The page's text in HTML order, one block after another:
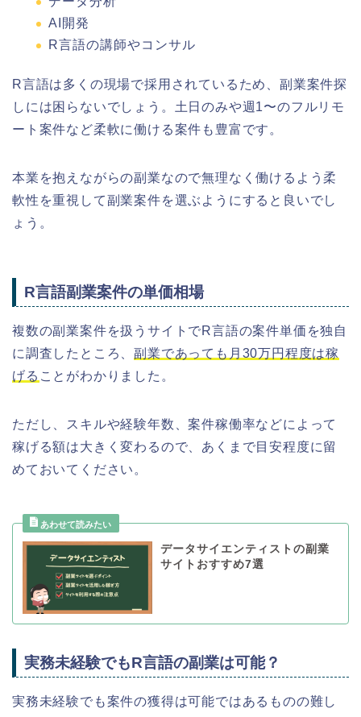
AI開発
R言語の講師やコンサル
R言語は多くの現場で採用されているため、副業案件探
しには困らないでしょう。土日のみや週1〜のフルリモ
ート案件など柔軟に働ける案件も豊富です。
本業を抱えながらの副業なので無理なく働けるよう柔
軟性を重視して副業案件を選ぶようにすると良いでし
ょう。
R言語副業案件の単価相場
複数の副業案件を扱うサイトでR言語の案件単価を独自
に調査したところ、副業であっても月30万円程度は稼
げる ことがわかりました。
ただし、スキルや経験年数、案件稼働率などによって
稼げる額は大きく変わるので、あくまで目安程度に留
めておいてください。
データサイエンティストの副業
サイトおすすめ7選
実務未経験でもR言語の副業は可能？
実務未経験でも案件の獲得は可能ではあるものの難し